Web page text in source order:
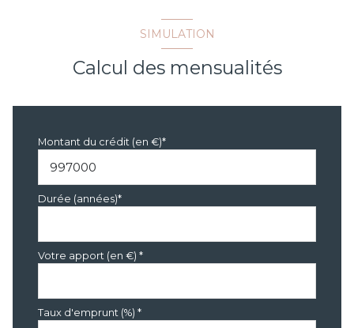
SIMULATION
Calcul des mensualités
Montant du crédit (en €)*
Durée (années)*
Votre apport (en €) *
Taux d'emprunt (%) *